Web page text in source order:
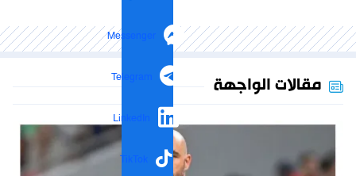
Messenger
Telegram
LinkedIn
TikTok
مقالات الواجهة